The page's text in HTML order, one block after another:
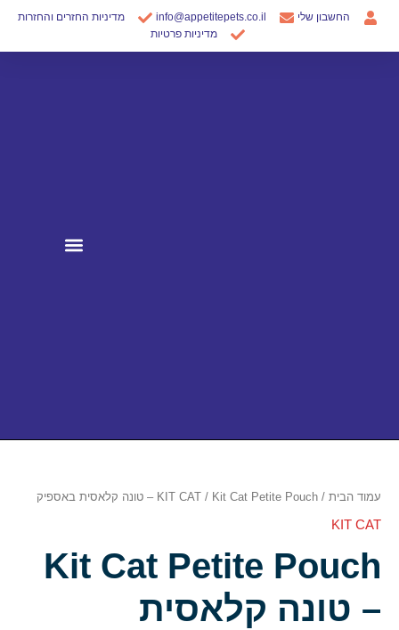
דילוג
החשבון שלי info@appetitepets.co.il
מדיניות החזרים והחזרות
מדיניות פרטיות
עמוד הבית /
KIT CAT / Kit Cat Petite Pouch – טונה קלאסית באספיק
KIT CAT
Kit Cat Petite Pouch
– טונה קלאסית
Cat
Petite
טונה
באספיק